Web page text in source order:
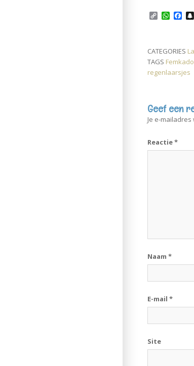
C
o
L
i
n
k
W
h
s
A
p
p
F
a
b
o
o
k
CATEGORIES
TAGS Femkado
regenlaarsjes
Geef een
Je e-
Reactie*
Naam*
E-mail*
Site